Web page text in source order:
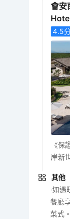
會安
4.5
《保
岸新
其他
‧如
餐廳
菜式